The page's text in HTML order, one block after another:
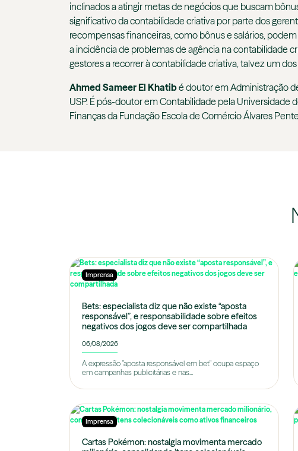
inclinados a atingir metas de negócios que buscam
significativo da contabilidade criativa por parte dos
recompensas financeiras, como bônus e salários,
a incidência de problemas de agência na contabilidade
gestores a recorrer à contabilidade criativa, talvez um
Ahmed Sameer El Khatibé doutor em Administração
USP. É pós-doutor em Contabilidade pela Universidade
Finanças da Fundação Escola de Comércio Álvares
Imprensa
Bets: especialista diz que não existe “aposta
responsável”, e responsabilidade sobre efeitos
negativos dos jogos deve ser compartilhada
06/08/2026
A expressão "aposta responsável em bet" ocupa espaço
em campanhas publicitárias e nas...
Imprensa
Cartas Pokémon: nostalgia movimenta mercado